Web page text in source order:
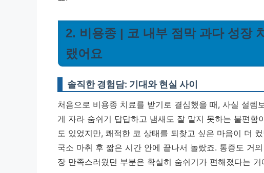
2. 비용종 | 코 내부 점막 과다 성장
랬어요
솔직한 경험담: 기대와 현실 사이
처음으로 비용종 치료를 받기로 결심했을 때, 사실 설렘
게 자라 숨쉬기 답답하고 냄새도 잘 맡지 못하는 불편함
도 있었지만, 쾌적한 코 상태를 되찾고 싶은 마음이 더
국소 마취 후 짧은 시간 안에 끝나서 놀랐죠. 통증도 거
장 만족스러웠던 부분은 확실히 숨쉬기가 편해졌다는 거